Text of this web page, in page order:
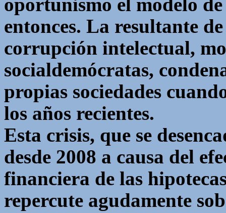
entonces. La resultante
corrupción intelectual,
socialdemócratas,
propias sociedades
los años recientes.
Esta crisis, que se
desde 2008 a causa del
financiera de las
repercute agudamente